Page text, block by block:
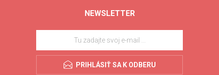
NEWSLETTER
PRIHLÁSIŤ SA K ODBERU